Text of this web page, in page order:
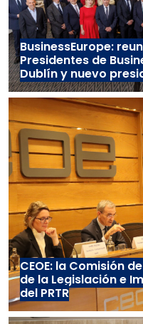
BusinessEurope:
Presidentes de
Dublín y nuevo
CEOE: la Comisión
de la Legislación e
del PRTR